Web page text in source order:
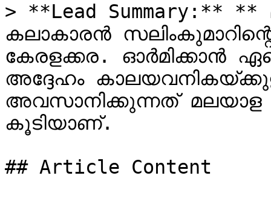
> **Lead Summary:**
കലാകാരൻ
കേരളക്കര. ഓർമിക്കാൻ
അദ്ദേഹം
അവസാനിക്കുന്നത്
കൂടിയാണ്.
## Article Content